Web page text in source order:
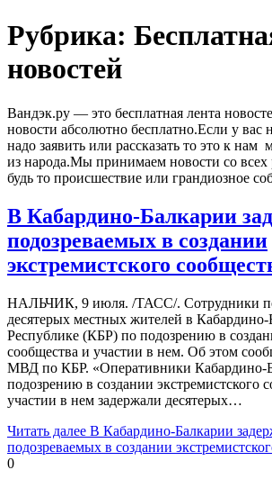
Рубрика:
новостей
Вандэк.ру — это бесплатная лента
новости абсолютно бесплатно.Если у вас
надо заявить или рассказать то это к
из народа.Мы принимаем новости со всех
будь то происшествие или грандиозное
В Кабардино-Балкарии
подозреваемых в создании
экстремистского
НАЛЬЧИК, 9 июля. /ТАСС/. Сотрудники
десятерых местных жителей в Кабардино-
Республике (КБР) по подозрению в
сообщества и участии в нем. Об этом
МВД по КБР. «Оперативники Кабардино-
подозрению в создании экстремистского
участии в нем задержали десятерых…
Читать далее В Кабардино-Балкарии
подозреваемых в создании
0